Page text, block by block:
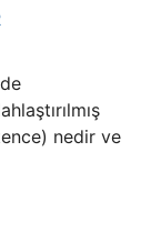
nedir ve